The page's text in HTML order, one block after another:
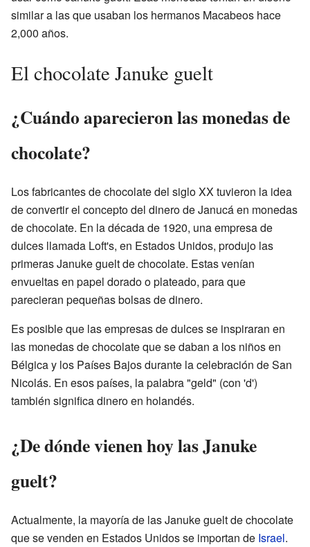
similar a las que usaban los hermanos Macabeos hace
2,000 años.
El chocolate Januke guelt
¿Cuándo aparecieron las monedas de
chocolate?
Los fabricantes de chocolate del siglo XX tuvieron la idea
de convertir el concepto del dinero de Janucá en monedas
de chocolate. En la década de 1920, una empresa de
dulces llamada Loft's, en Estados Unidos, produjo las
primeras Januke guelt de chocolate. Estas venían
envueltas en papel dorado o plateado, para que
parecieran pequeñas bolsas de dinero.
Es posible que las empresas de dulces se inspiraran en
las monedas de chocolate que se daban a los niños en
Bélgica y los Países Bajos durante la celebración de San
Nicolás. En esos países, la palabra "geld" (con 'd')
también significa dinero en holandés.
¿De dónde vienen hoy las Januke
guelt?
Actualmente, la mayoría de las Januke guelt de chocolate
que se venden en Estados Unidos se importan de Israel.